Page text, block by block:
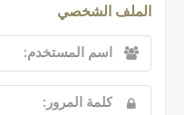
الملف الشخصي